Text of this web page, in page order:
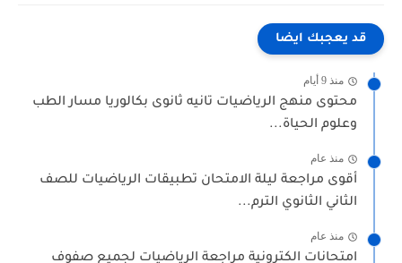
قد يعجبك ايضا
منذ 9 أيام
محتوى منهج الرياضيات تانيه ثانوى بكالوريا مسار الطب
وعلوم الحياة...
منذ عام
أقوى مراجعة ليلة الامتحان تطبيقات الرياضيات للصف
الثاني الثانوي الترم...
منذ عام
امتحانات الكترونية مراجعة الرياضيات لجميع صفوف